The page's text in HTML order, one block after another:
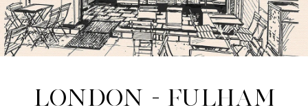
London - Fulham